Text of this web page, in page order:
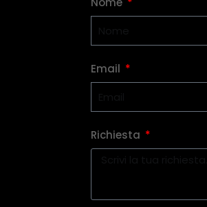
Email
Richiesta